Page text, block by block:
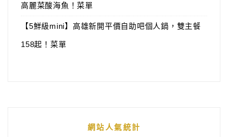
高麗菜酸海魚！菜單
【5鮮級mini】高雄新開平價自助吧個人鍋，雙主餐
158起！菜單
網站人氣統計